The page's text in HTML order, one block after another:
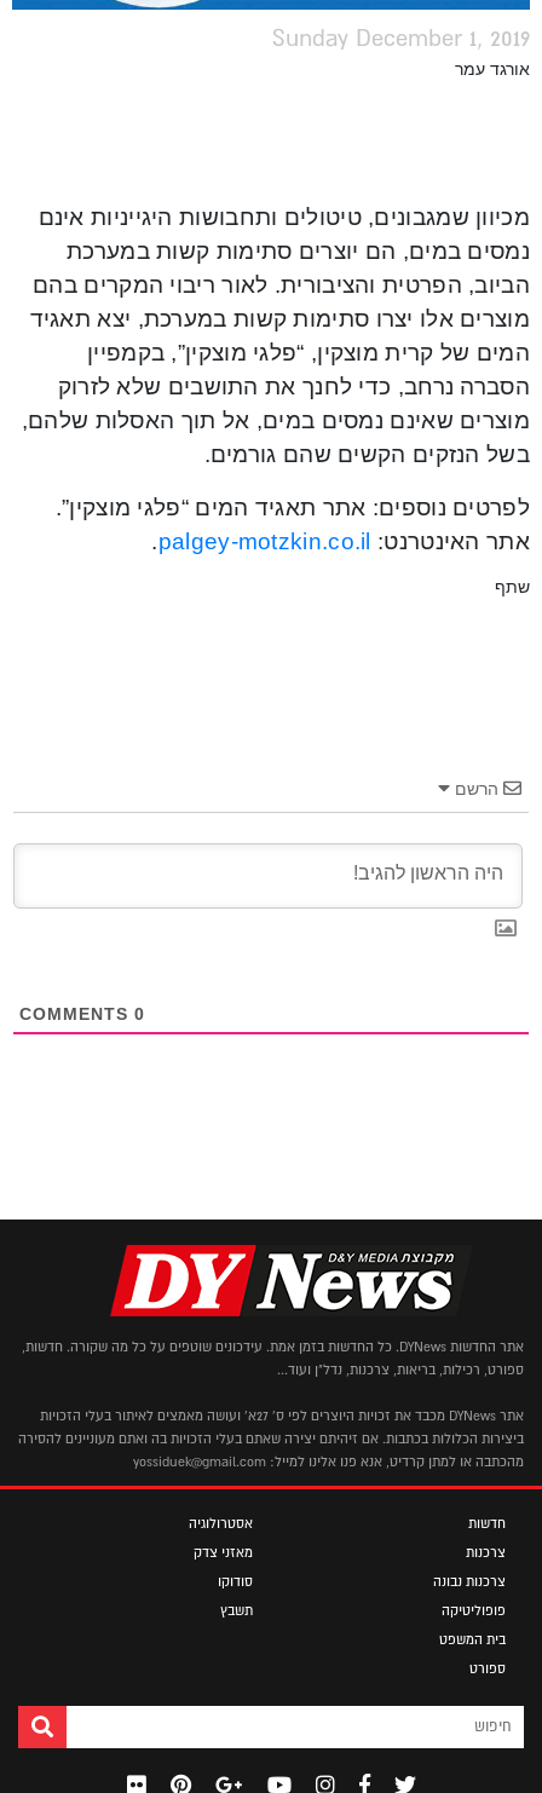
Sunday December 1, 2019
אורגד עמר
מכיוון שמגבונים, טיטולים ותחבושות היגייניות אינם
נמסים במים, הם יוצרים סתימות קשות במערכת
הביוב, הפרטית והציבורית. לאור ריבוי המקרים בהם
מוצרים אלו יצרו סתימות קשות במערכת, יצא תאגיד
המים של קרית מוצקין, “פלגי מוצקין”, בקמפיין
הסברה נרחב, כדי לחנך את התושבים שלא לזרוק
מוצרים שאינם נמסים במים, אל תוך האסלות שלהם,
בשל הנזקים הקשים שהם גורמים.
לפרטים נוספים: אתר תאגיד המים “פלגי מוצקין”.
אתר האינטרנט: palgey-motzkin.co.il
.
שתף
הרשם
0
אתר החדשות DYNews. כל החדשות בזמן אמת. עידכונים שוטפים על כל מה שקורה. חדשות,
ספורט, רכילות, בריאות, צרכנות, נדל"ן ועוד...
אתר DYNews מכבד את זכויות היוצרים לפי ס' 27א' ועושה מאמצים לאיתור בעלי הזכויות
ביצירות הכלולות בכתבות. אם זיהיתם יצירה שאתם בעלי הזכויות בה ואתם מעוניינים להסירה
מהכתבה או למתן קרדיט, אנא פנו אלינו למייל: yossiduek@gmail.com
חדשות
צרכנות
צרכנות נבונה
פופוליטיקה
בית המשפט
ספורט
אסטרולוגיה
מאזני צדק
סודוקו
תשבץ